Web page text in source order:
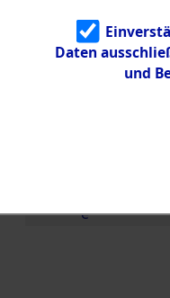
Identifizierun
g
5.3.3
e
Daten
und